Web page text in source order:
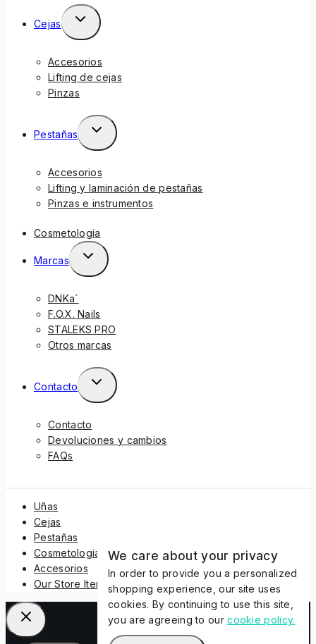
We care about your privacy
In order to provide you a personalized
shopping experience, our site uses
cookies. By continuing to use this site,
you are agreeing to ourcookie policy.
Cejas
Accesorios
Lifting de cejas
Pinzas
Pestañas
Accesorios
Lifting y laminación de pestañas
Pinzas e instrumentos
Cosmetologia
Marcas
DNKa´
F.O.X. Nails
STALEKS PRO
Otros marcas
Contacto
Contacto
Devoluciones y cambios
FAQs
Uñas
Cejas
Pestañas
Cosmetologia
Accesorios
Our Store Items